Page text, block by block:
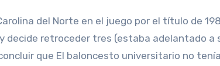
del Norte en el juego por el título de
decide retroceder tres (estaba adelantado a
que El baloncesto universitario no